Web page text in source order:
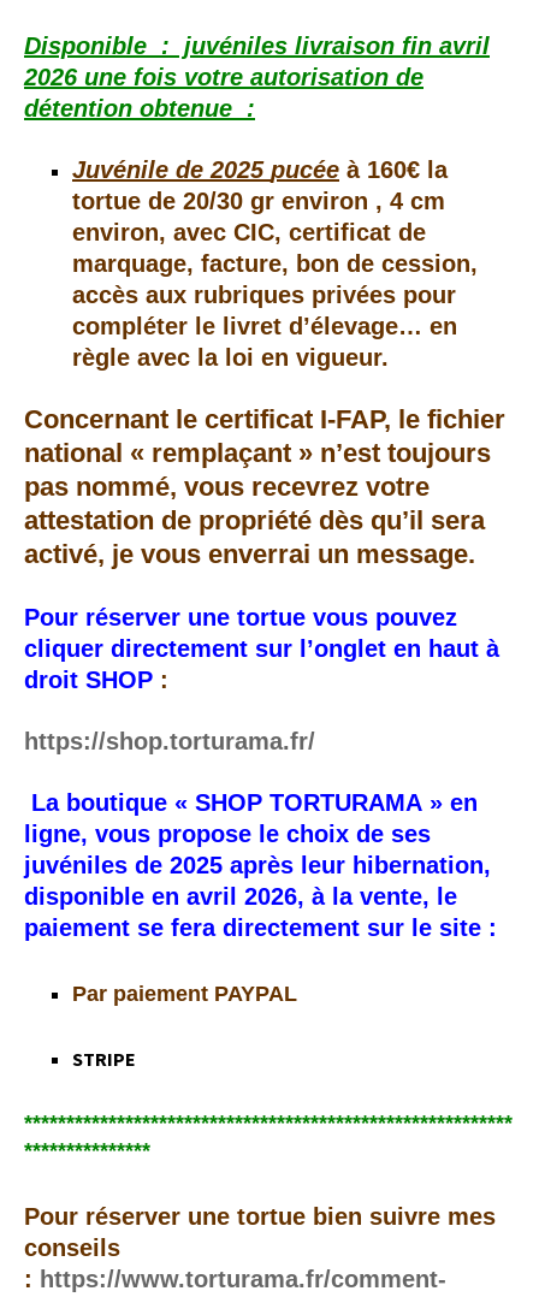
Disponible : juvéniles livraison fin avril
2026 une fois votre autorisation de
détention obtenue :
Juvénile de 2025 pucée à 160€ la
tortue de 20/30 gr environ , 4 cm
environ, avec CIC, certificat de
marquage, facture, bon de cession,
accès aux rubriques privées pour
compléter le livret d’élevage… en
règle avec la loi en vigueur.
Concernant le certificat I-FAP, le fichier
national « remplaçant » n’est toujours
pas nommé, vous recevrez votre
attestation de propriété dès qu’il sera
activé, je vous enverrai un message.
Pour réserver une tortue vous pouvez
cliquer directement sur l’onglet en haut à
droit SHOP :
https://shop.torturama.fr/
La boutique « SHOP TORTURAMA » en
ligne, vous propose le choix de ses
juvéniles de 2025 après leur hibernation,
disponible en avril 2026, à la vente, le
paiement se fera directement sur le site :
Par paiement PAYPAL
STRIPE
**********************************************************
***************
Pour réserver une tortue bien suivre mes
conseils
: https://www.torturama.fr/comment-